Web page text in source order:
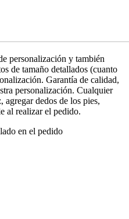
personalización y también
de tamaño detallados (cuanto
Garantía de calidad,
personalización. Cualquier
agregar dedos de los pies,
al realizar el pedido.
en el pedido